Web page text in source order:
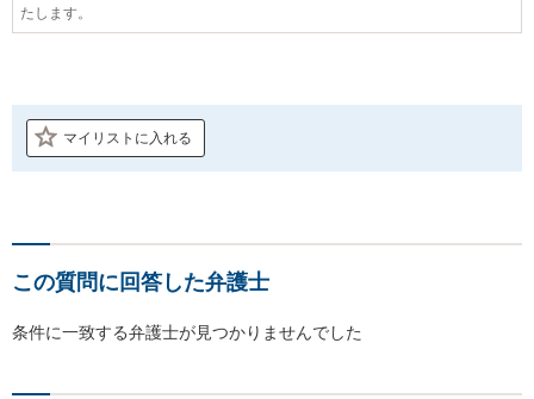
たします。
マイリストに入れる
この質問に回答した弁護士
条件に一致する弁護士が見つかりませんでした